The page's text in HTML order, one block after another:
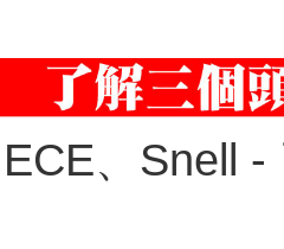
、Snell